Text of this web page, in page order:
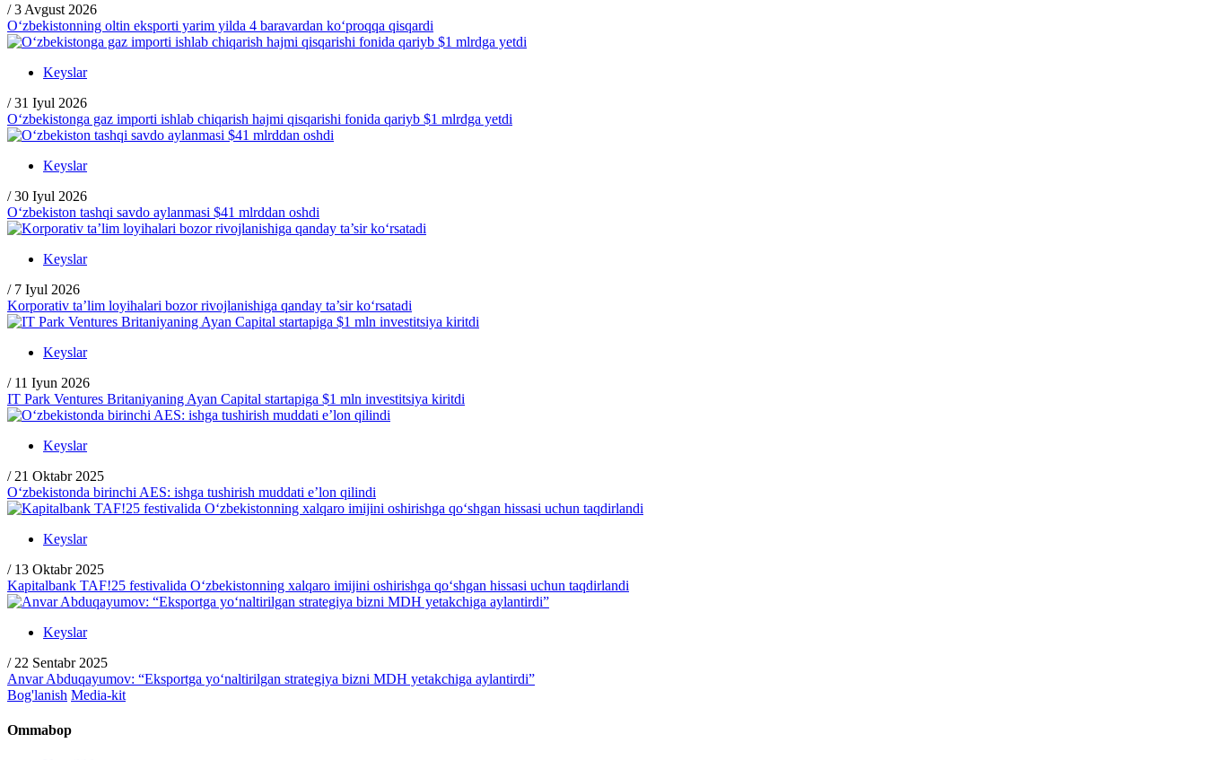
/ 3 Avgust 2026
O‘zbekistonning oltin eksporti yarim yilda 4 baravardan ko‘proqqa qisqardi
Keyslar
/ 31 Iyul 2026
O‘zbekistonga gaz importi ishlab chiqarish hajmi qisqarishi fonida qariyb $1 mlrdga yetdi
Keyslar
/ 30 Iyul 2026
O‘zbekiston tashqi savdo aylanmasi $41 mlrddan oshdi
Keyslar
/ 7 Iyul 2026
Korporativ ta’lim loyihalari bozor rivojlanishiga qanday ta’sir ko‘rsatadi
Keyslar
/ 11 Iyun 2026
IT Park Ventures Britaniyaning Ayan Capital startapiga $1 mln investitsiya kiritdi
Keyslar
/ 21 Oktabr 2025
O‘zbekistonda birinchi AES: ishga tushirish muddati e’lon qilindi
Keyslar
/ 13 Oktabr 2025
Kapitalbank TAF!25 festivalida O‘zbekistonning xalqaro imijini oshirishga qo‘shgan hissasi uchun taqdirlandi
Keyslar
/ 22 Sentabr 2025
Anvar Abduqayumov: “Eksportga yo‘naltirilgan strategiya bizni MDH yetakchiga aylantirdi”
Bog'lanish Media-kit
Ommabop